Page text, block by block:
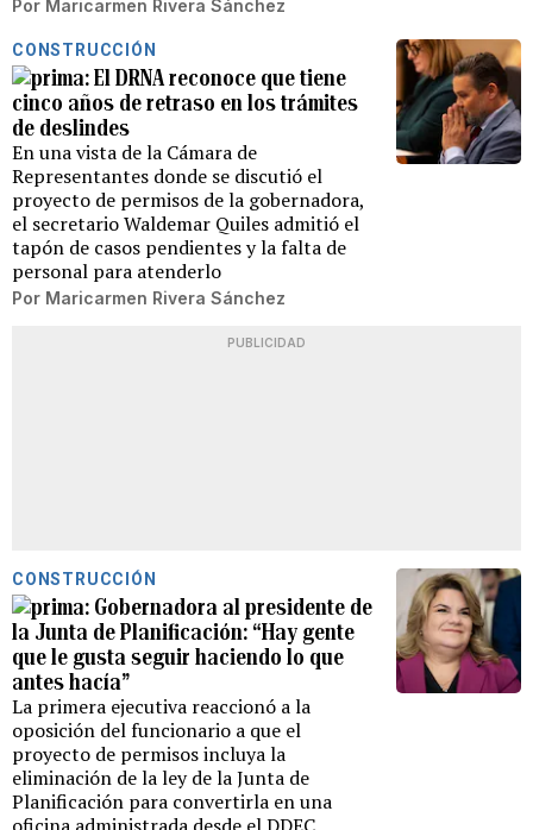
Por Maricarmen Rivera Sánchez
CONSTRUCCIÓN
El DRNA reconoce que tiene
cinco años de retraso en los trámites
de deslindes
En una vista de la Cámara de
Representantes donde se discutió el
proyecto de permisos de la gobernadora,
el secretario Waldemar Quiles admitió el
tapón de casos pendientes y la falta de
personal para atenderlo
Por Maricarmen Rivera Sánchez
PUBLICIDAD
CONSTRUCCIÓN
Gobernadora al presidente de
la Junta de Planificación: “Hay gente
que le gusta seguir haciendo lo que
antes hacía”
La primera ejecutiva reaccionó a la
oposición del funcionario a que el
proyecto de permisos incluya la
eliminación de la ley de la Junta de
Planificación para convertirla en una